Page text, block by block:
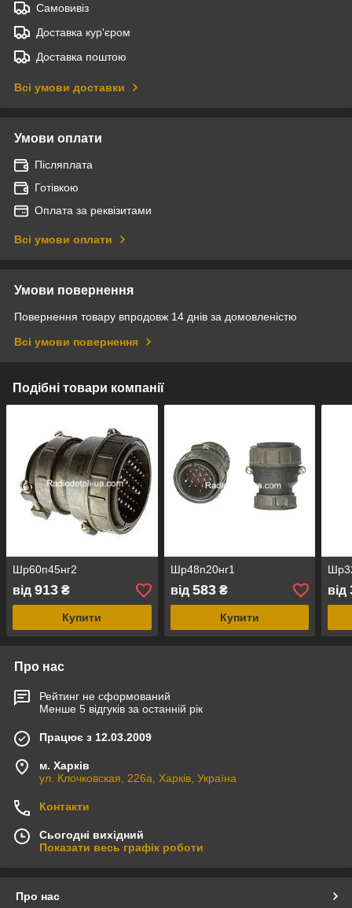
Самовивіз
Доставка кур'єром
Доставка поштою
Всі умови доставки
Умови оплати
Післяплата
Готівкою
Оплата за реквізитами
Всі умови оплати
Умови повернення
Повернення товару впродовж 14 днів за домовленістю
Всі умови повернення
Подібні товари компанії
Шр60п45нг2
від 913 ₴
Купити
Шр48п20нг1
від 583₴
Купити
від
Про нас
Рейтинг не сформований
Менше 5 відгуків за останній рік
Працює з 12.03.2009
м. Харків
ул. Клочковская, 226а, Харків, Україна
Контакти
Сьогодні вихідний
Показати весь графік роботи
Про нас